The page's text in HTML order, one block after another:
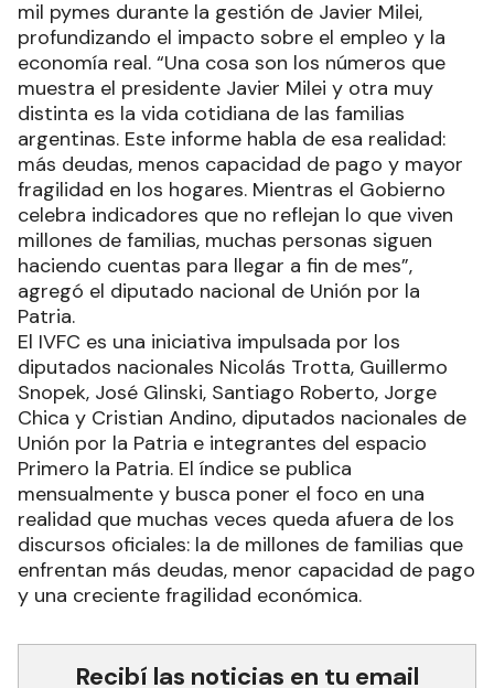
mil pymes durante la gestión de Javier Milei,
profundizando el impacto sobre el empleo y la
economía real. “Una cosa son los números que
muestra el presidente Javier Milei y otra muy
distinta es la vida cotidiana de las familias
argentinas. Este informe habla de esa realidad:
más deudas, menos capacidad de pago y mayor
fragilidad en los hogares. Mientras el Gobierno
celebra indicadores que no reflejan lo que viven
millones de familias, muchas personas siguen
haciendo cuentas para llegar a fin de mes”,
agregó el diputado nacional de Unión por la
Patria.
El IVFC es una iniciativa impulsada por los
diputados nacionales Nicolás Trotta, Guillermo
Snopek, José Glinski, Santiago Roberto, Jorge
Chica y Cristian Andino, diputados nacionales de
Unión por la Patria e integrantes del espacio
Primero la Patria. El índice se publica
mensualmente y busca poner el foco en una
realidad que muchas veces queda afuera de los
discursos oficiales: la de millones de familias que
enfrentan más deudas, menor capacidad de pago
y una creciente fragilidad económica.
Recibí las noticias en tu email